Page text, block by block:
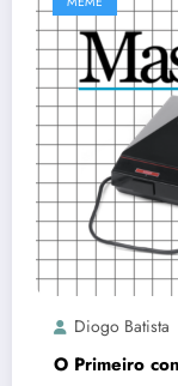
Diogo Batista
O Primeiro